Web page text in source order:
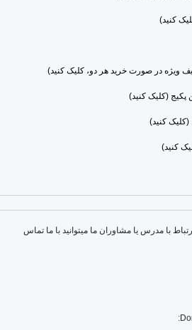
کنید)
ویژه در صورت خرید هر دو، کلیک کنید)
پکیج (کلیک کنید)
(کلیک کنید)
کنید)
با مدرس یا مشاوران ما میتوانید با ما تماس